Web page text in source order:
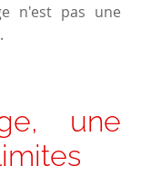
n'est pas une
une